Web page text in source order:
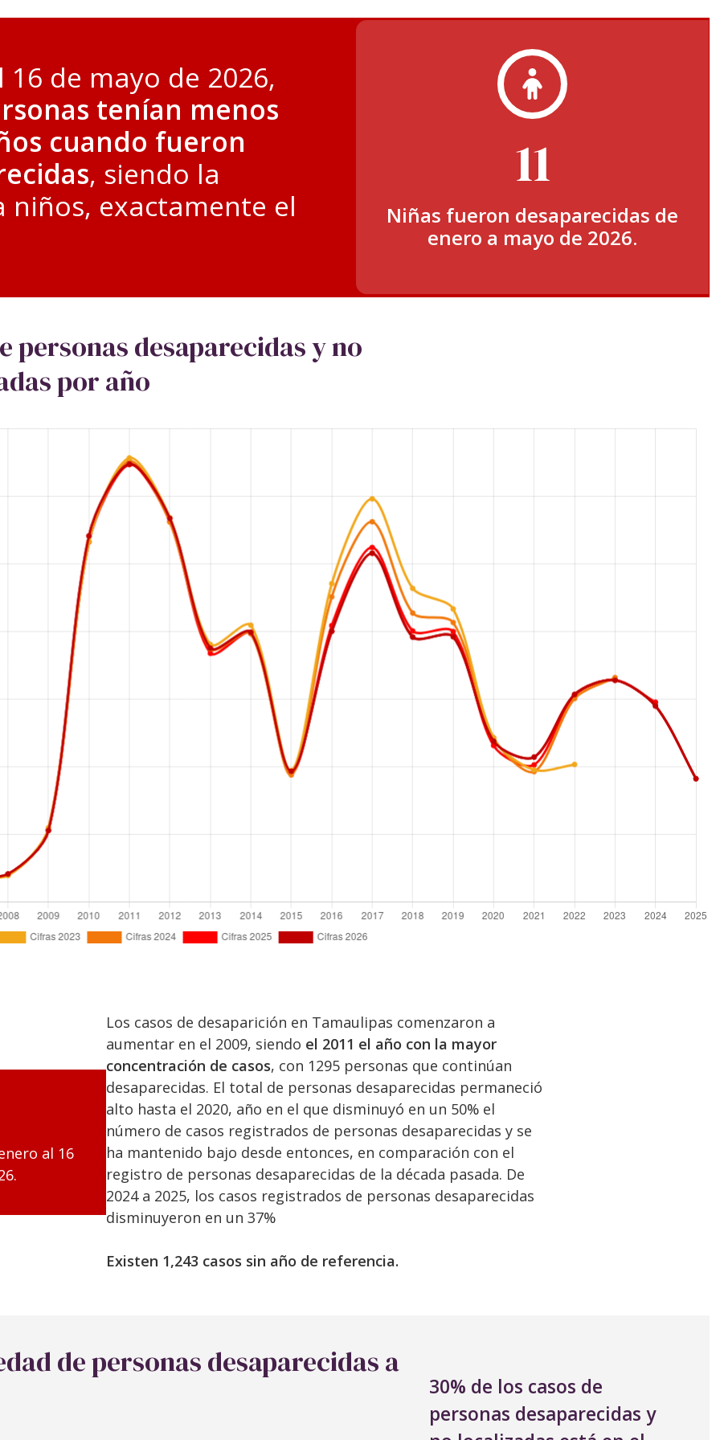
16 de mayo de 2026,
tenían menos
cuando fueron
, siendo la
niños, exactamente el
11
Niñas fueron desaparecidas de
enero a mayo de 2026.
personas desaparecidas y no
por año
al 16
Los casos de desaparición en Tamaulipas comenzaron a
aumentar en el 2009, siendo el 2011 el año con la mayor
concentración de casos, con 1295 personas que continúan
desaparecidas. El total de personas desaparecidas permaneció
alto hasta el 2020, año en el que disminuyó en un 50% el
número de casos registrados de personas desaparecidas y se
ha mantenido bajo desde entonces, en comparación con el
registro de personas desaparecidas de la década pasada. De
2024 a 2025, los casos registrados de personas desaparecidas
disminuyeron en un 37%
Existen 1,243 casos sin año de referencia.
de personas desaparecidas a
30% de los casos de
personas desaparecidas y